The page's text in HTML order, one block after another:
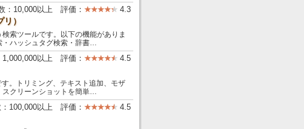
：10,000以上 評価： 4.3
）
索ツールです。以下の機能がありま
・ハッシュタグ検索・辞書…
1,000,000以上 評価： 4.5
。トリミング、テキスト追加、モザ
スクリーンショットを簡単…
100,000以上 評価： 4.5